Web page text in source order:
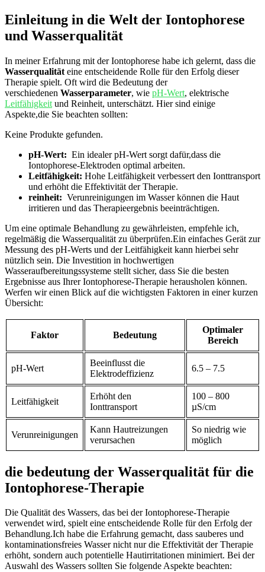
Einleitung in die‌ Welt der‌ Iontophorese
und Wasserqualität
In ‌meiner Erfahrung ‌mit der Iontophorese habe ‌ich gelernt, dass die
Wasserqualität eine entscheidende Rolle für den ⁣Erfolg dieser
‍Therapie ‌spielt. Oft wird ⁤die Bedeutung der
verschiedenen​ Wasserparameter, wie pH-Wert, elektrische
Leitfähigkeit und Reinheit, unterschätzt. Hier sind einige
Aspekte,die Sie beachten sollten:
Keine Produkte gefunden.
pH-Wert: ⁣ Ein​ idealer‍ pH-Wert sorgt dafür,dass ‍die
Iontophorese-Elektroden optimal arbeiten.
Leitfähigkeit: Hohe Leitfähigkeit verbessert den Ionttransport
und​ erhöht die Effektivität‌ der Therapie.
reinheit: ⁤ Verunreinigungen im Wasser können die⁤ Haut
irritieren und das Therapieergebnis beeinträchtigen.
Um eine optimale Behandlung ‌zu gewährleisten,⁣ empfehle ich,
regelmäßig die Wasserqualität⁣ zu ‌überprüfen.Ein ⁣einfaches Gerät zur
Messung des ‌pH-Werts und der‍ Leitfähigkeit kann⁤ hierbei sehr
nützlich sein. Die⁣ Investition in hochwertigen
⁣Wasseraufbereitungssysteme stellt sicher,‌ dass Sie die besten
Ergebnisse aus Ihrer‌ Iontophorese-Therapie ⁣herausholen können.
Werfen wir ‍einen Blick auf ⁢die wichtigsten⁤ Faktoren​ in einer kurzen
Übersicht:
Faktor Bedeutung
Optimaler
Bereich
pH-Wert
Beeinflusst die
Elektrodeffizienz
6.5 – 7.5
Leitfähigkeit
Erhöht⁢ den
Ionttransport
100 – 800
µS/cm
Verunreinigungen
Kann Hautreizungen
verursachen
So niedrig wie
möglich
die bedeutung der Wasserqualität für die
Iontophorese-Therapie
Die Qualität des Wassers, das bei der‌ Iontophorese-Therapie
verwendet wird,‍ spielt eine entscheidende Rolle für den Erfolg der
Behandlung.Ich habe‌ die Erfahrung gemacht, ⁤dass sauberes ⁤und
kontaminationsfreies Wasser nicht⁢ nur die Effektivität der Therapie
erhöht, sondern auch potentielle Hautirritationen ⁣minimiert.​ Bei der
⁢Auswahl des Wassers sollten Sie folgende Aspekte beachten: